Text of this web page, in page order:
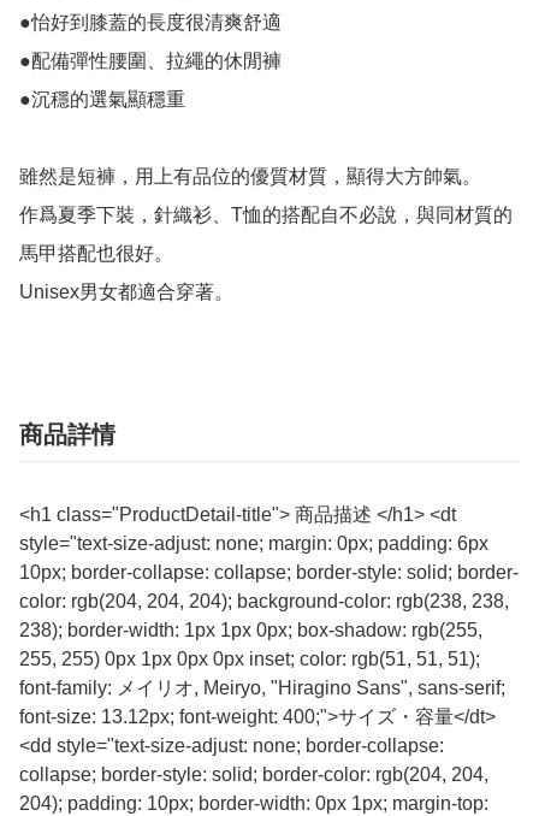
●怡好到膝蓋的長度很清爽舒適
●配備彈性腰圍、拉繩的休閒褲
●沉穩的選氣顯穩重
雖然是短褲，用上有品位的優質材質，顯得大方帥氣。
作爲夏季下裝，針織衫、T恤的搭配自不必說，與同材質的
馬甲搭配也很好。
Unisex男女都適合穿著。
商品詳情
<h1 class="ProductDetail-title"> 商品描述 </h1> <dt
style="text-size-adjust: none; margin: 0px; padding: 6px
10px; border-collapse: collapse; border-style: solid; border-
color: rgb(204, 204, 204); background-color: rgb(238, 238,
238); border-width: 1px 1px 0px; box-shadow: rgb(255,
255, 255) 0px 1px 0px 0px inset; color: rgb(51, 51, 51);
font-family: メイリオ, Meiryo, "Hiragino Sans", sans-serif;
font-size: 13.12px; font-weight: 400;">サイズ・容量</dt>
<dd style="text-size-adjust: none; border-collapse:
collapse; border-style: solid; border-color: rgb(204, 204,
204); padding: 10px; border-width: 0px 1px; margin-top: